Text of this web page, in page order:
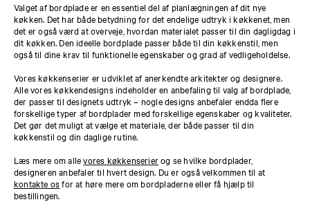
Valget af bordplade er en essentiel del af planlægningen af dit nye
køkken. Det har både betydning for det endelige udtryk i køkkenet, men
det er også værd at overveje, hvordan materialet passer til din dagligdag i
dit køkken. Den ideelle bordplade passer både til din køkkenstil, men
også til dine krav til funktionelle egenskaber og grad af vedligeholdelse.
Vores køkkenserier er udviklet af anerkendte arkitekter og designere.
Alle vores køkkendesigns indeholder en anbefaling til valg af bordplade,
der passer til designets udtryk – nogle designs anbefaler endda flere
forskellige typer af bordplader med forskellige egenskaber og kvaliteter.
Det gør det muligt at vælge et materiale, der både passer til din
køkkenstil og din daglige rutine.
Læs mere om allevores køkkenserierog se hvilke bordplader,
designeren anbefaler til hvert design. Du er også velkommen til at
kontakte osfor at høre mere om bordpladerne eller få hjælp til
bestillingen.